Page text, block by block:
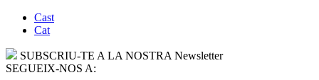
Cast
Cat
SUBSCRIU-TE A LA NOSTRA Newsletter
SEGUEIX-NOS A: